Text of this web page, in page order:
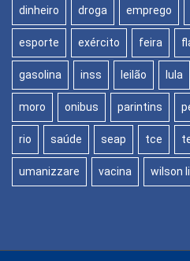
dinheiro droga emprego
esporte exército feira
gasolina inss leilão lula
moro onibus parintins
rio saúde seap tce
umanizzare vacina wilson